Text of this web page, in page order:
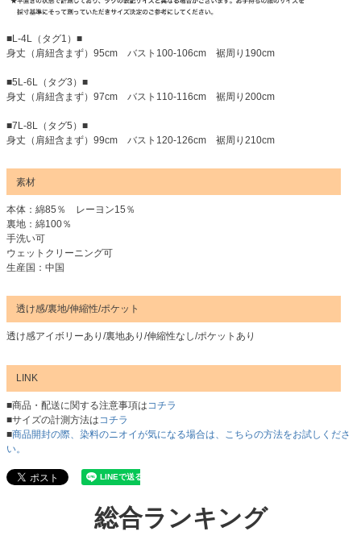
■L-4L（タグ1）■
身丈（肩紐含まず）95cm バスト100-106cm 裾周り190cm
■5L-6L（タグ3）■
身丈（肩紐含まず）97cm バスト110-116cm 裾周り200cm
■7L-8L（タグ5）■
身丈（肩紐含まず）99cm バスト120-126cm 裾周り210cm
素材
本体：綿85％ レーヨン15％
裏地：綿100％
手洗い可
ウェットクリーニング可
生産国：中国
透け感/裏地/伸縮性/ポケット
透け感アイボリーあり/裏地あり/伸縮性なし/ポケットあり
LINK
■商品・配送に関する注意事項はコチラ
■サイズの計測方法はコチラ
■商品開封の際、染料のニオイが気になる場合は、こちらの方法をお試しくださ
い。
総合ランキング